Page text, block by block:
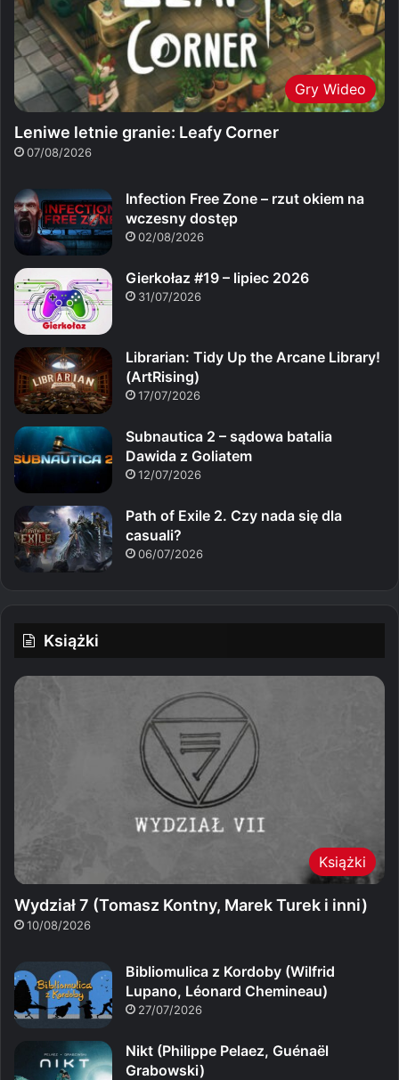
Gry Wideo
Leniwe letnie granie: Leafy Corner
07/08/2026
Infection Free Zone – rzut okiem na
wczesny dostęp
02/08/2026
Gierkołaz #19 – lipiec 2026
31/07/2026
Librarian: Tidy Up the Arcane Library!
(ArtRising)
17/07/2026
Subnautica 2 – sądowa batalia
Dawida z Goliatem
12/07/2026
Path of Exile 2. Czy nada się dla
casuali?
06/07/2026
Książki
Książki
Wydział 7 (Tomasz Kontny, Marek Turek i inni)
10/08/2026
Bibliomulica z Kordoby (Wilfrid
Lupano, Léonard Chemineau)
27/07/2026
Nikt (Philippe Pelaez, Guénaël
Grabowski)